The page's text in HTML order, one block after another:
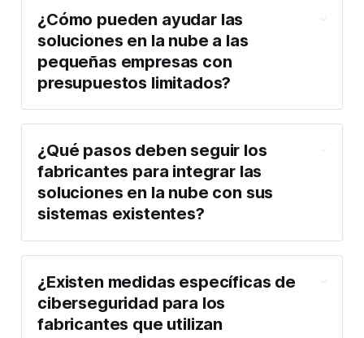
¿Cómo pueden ayudar las
soluciones en la nube a las
pequeñas empresas con
presupuestos limitados?
¿Qué pasos deben seguir los
fabricantes para integrar las
soluciones en la nube con sus
sistemas existentes?
¿Existen medidas específicas de
ciberseguridad para los
fabricantes que utilizan